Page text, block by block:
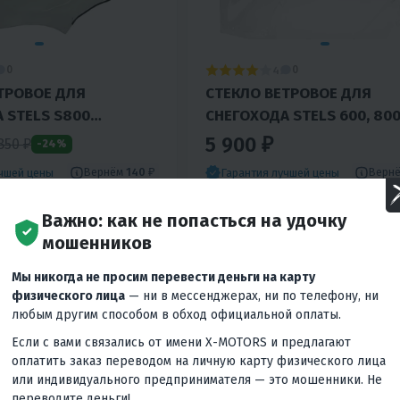
ДЛЯ
S800
ТОЛЩИНА 2ММ,
₽ -24%
цены Вернём 140 ₽
СТЕКЛО ВЕТРОВОЕ ДЛЯ
СНЕГОХОДА STELS 600, 800
VIKING, ЕРМАК (ВЫСОТА
5 900 ₽
Гарантия лучшей цены
/
КУПИТЬ
Россия
Важно: как не попасться на удочку
мошенников
Мы никогда не просим перевести деньги на карту
физического лица — ни в мессенджерах, ни по телефону, ни
любым другим способом в обход официальной оплаты.
Если с вами связались от имени X-MOTORS и предлагают
оплатить заказ переводом на личную карту физического лица
или индивидуального предпринимателя — это мошенники. Не